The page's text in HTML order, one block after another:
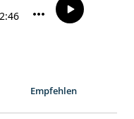
Empfehlen